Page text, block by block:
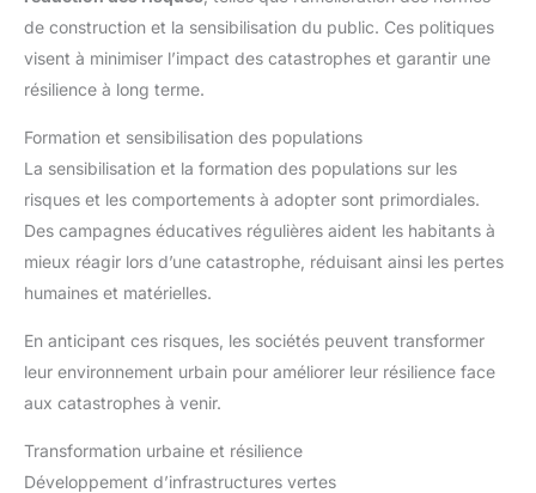
de construction et la sensibilisation du public. Ces politiques
visent à minimiser l’impact des catastrophes et garantir une
résilience à long terme.
Formation et sensibilisation des populations
La sensibilisation et la formation des populations sur les
risques et les comportements à adopter sont primordiales.
Des campagnes éducatives régulières aident les habitants à
mieux réagir lors d’une catastrophe, réduisant ainsi les pertes
humaines et matérielles.
En anticipant ces risques, les sociétés peuvent transformer
leur environnement urbain pour améliorer leur résilience face
aux catastrophes à venir.
Transformation urbaine et résilience
Développement d’infrastructures vertes